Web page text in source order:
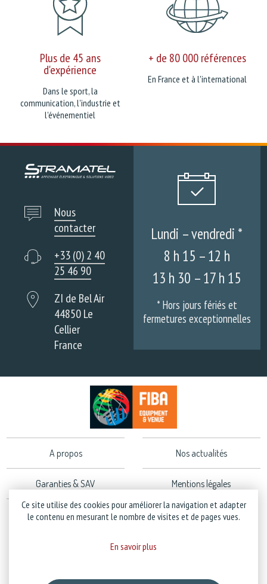
Plus de 45 ans
d'expérience
Dans le sport, la
communication, l'industrie et
l'événementiel
+ de 80 000 références
En France et à l'international
Nous
contacter
+33 (0) 2 40
25 46 90
ZI de Bel Air
44850 Le
Cellier
France
Lundi – vendredi *
8 h 15 – 12 h
13 h 30 – 17 h 15
* Hors jours fériés et
fermetures exceptionnelles
A propos Nos actualités
Garanties & SAV Mentions légales
Politique de confidentialité
Ce site utilise des cookies pour améliorer la navigation et adapter
le contenu en mesurant le nombre de visites et de pages vues.
En savoir plus